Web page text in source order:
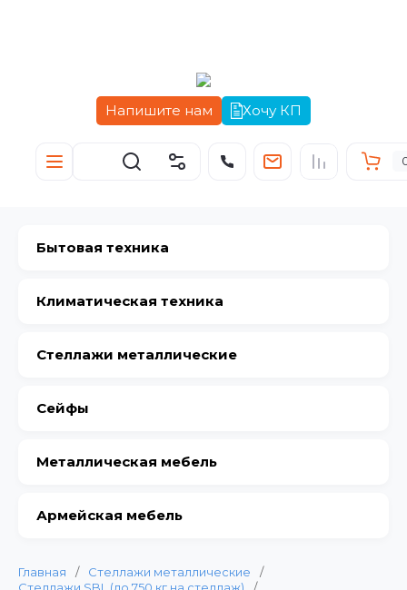
Напишите нам Хочу КП
Бытовая техника
Климатическая техника
Стеллажи металлические
Сейфы
Металлическая мебель
Армейская мебель
Главная / Стеллажи металлические
/